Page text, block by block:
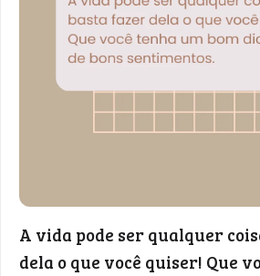
A vida pode ser qualquer
dela o que você quiser! Que